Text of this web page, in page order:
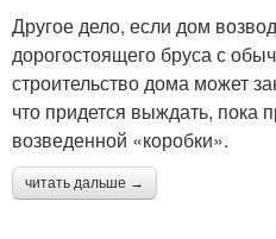
Другое дело, если дом
дорогостоящего бруса с
строительство дома может
что придется выждать, пока
возведенной «коробки».
читать дальше →